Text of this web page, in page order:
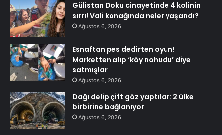
Gülistan Doku cinayetinde 4 kolinin
sırrı! Vali konağında neler yaşandı?
Ağustos 6, 2026
Esnaftan pes dedirten oyun!
Marketten alıp ‘köy nohudu’ diye
satmışlar
Ağustos 6, 2026
Dağı delip çift göz yaptılar: 2 ülke
birbirine bağlanıyor
Ağustos 6, 2026